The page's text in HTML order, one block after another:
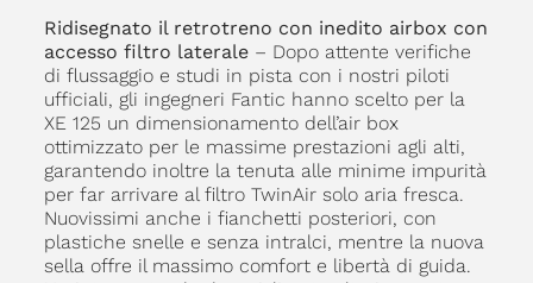
Ridisegnato il retrotreno con inedito airbox con
accesso filtro laterale – Dopo attente verifiche
di flussaggio e studi in pista con i nostri piloti
ufficiali, gli ingegneri Fantic hanno scelto per la
XE 125 un dimensionamento dell’air box
ottimizzato per le massime prestazioni agli alti,
garantendo inoltre la tenuta alle minime impurità
per far arrivare al filtro TwinAir solo aria fresca.
Nuovissimi anche i fianchetti posteriori, con
plastiche snelle e senza intralci, mentre la nuova
sella offre il massimo comfort e libertà di guida.